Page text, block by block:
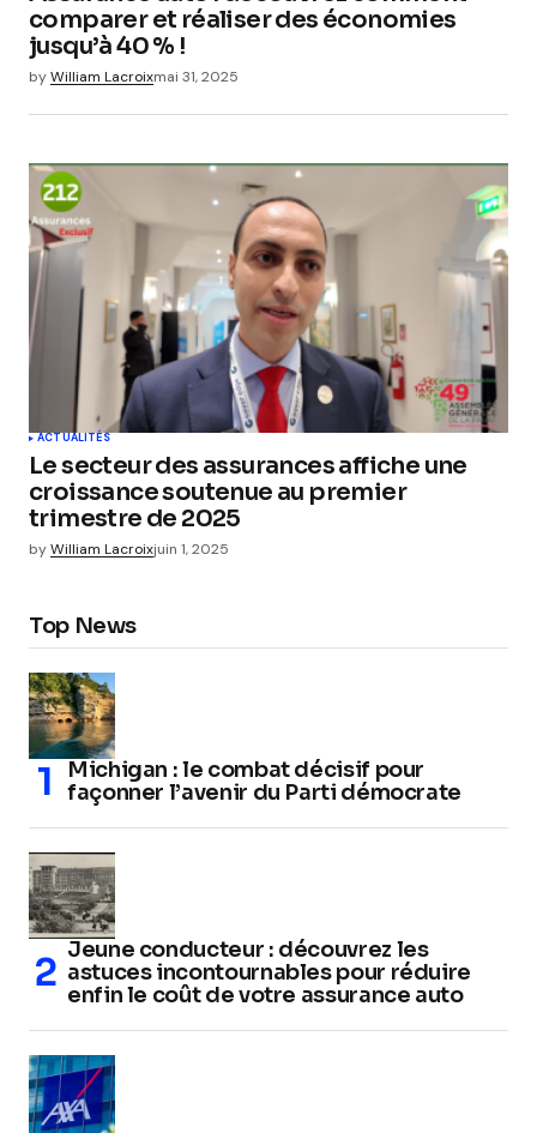
comparer et réaliser des économies
jusqu’à 40 % !
byWilliam Lacroixmai 31, 2025
ACTUALITÉS
Le secteur des assurances affiche une
croissance soutenue au premier
trimestre de 2025
byWilliam Lacroixjuin 1, 2025
Top News
Michigan : le combat décisif pour
façonner l’avenir du Parti démocrate
Jeune conducteur : découvrez les
astuces incontournables pour réduire
enfin le coût de votre assurance auto